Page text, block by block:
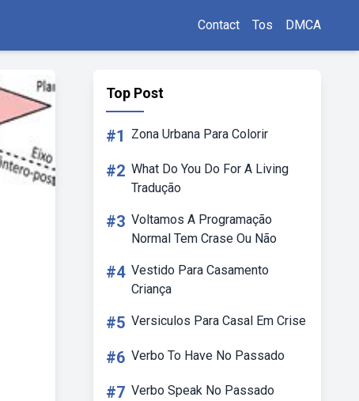
Contact Tos DMCA
Top Post
#1 Zona Urbana Para Colorir
#2 What Do You Do For A Living
Tradução
#3 Voltamos A Programação
Normal Tem Crase Ou Não
#4 Vestido Para Casamento
Criança
#5 Versiculos Para Casal Em Crise
#6 Verbo To Have No Passado
#7 Verbo Speak No Passado